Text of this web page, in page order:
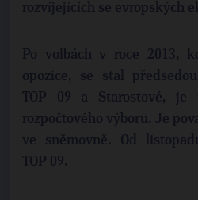
rozvíjejících se evropských
Po volbách v roce 2013,
opozice, se stal
TOP 09 a Starostové, je
rozpočtového výboru. Je
ve sněmovně. Od
TOP 09.